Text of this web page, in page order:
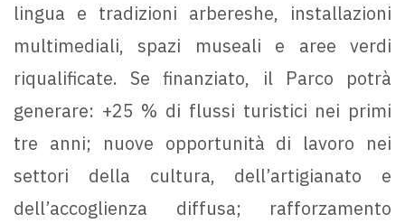
lingua e tradizioni arbereshe, installazioni
multimediali, spazi museali e aree verdi
riqualificate. Se finanziato, il Parco potrà
generare: +25 % di flussi turistici nei primi
tre anni; nuove opportunità di lavoro nei
settori della cultura, dell’artigianato e
dell’accoglienza diffusa; rafforzamento